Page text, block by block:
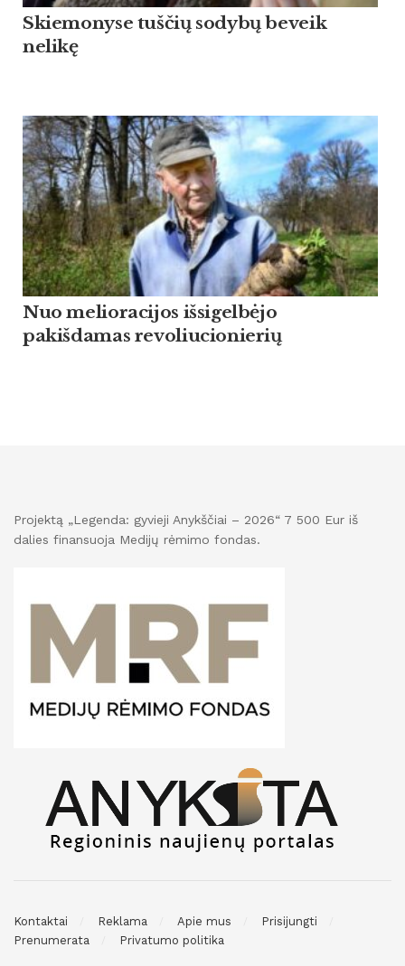
Skiemonyse tuščių sodybų beveik
nelikę
Nuo melioracijos išsigelbėjo
pakišdamas revoliucionierių
Projektą „Legenda: gyvieji Anykščiai – 2026“ 7 500 Eur iš
dalies finansuoja Medijų rėmimo fondas.
Kontaktai Reklama Apie mus
Prisijungti
Prenumerata
Privatumo politika